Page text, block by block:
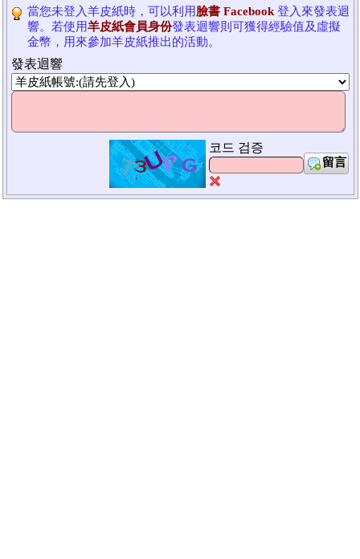
當您未登入羊皮紙時，可以利用臉書 Facebook 登入來發表迴
響。若使用羊皮紙會員身份發表迴響則可獲得經驗值及虛擬
金幣，用來參加羊皮紙推出的活動。
發表迴響
코드 검증
留言